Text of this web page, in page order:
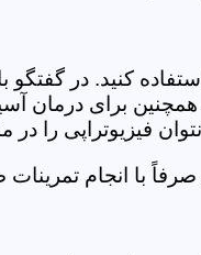
کنید. در گفتگو
برای درمان
فیزیوتراپی را در
با انجام